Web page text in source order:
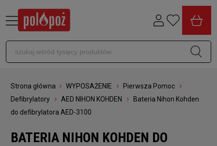
Strona główna WYPOSAŻENIE
Pierwsza Pomoc
Defibrylatory
AED NIHON KOHDEN
Bateria Nihon Kohden
do defibrylatora AED-3100
BATERIA NIHON KOHDEN DO